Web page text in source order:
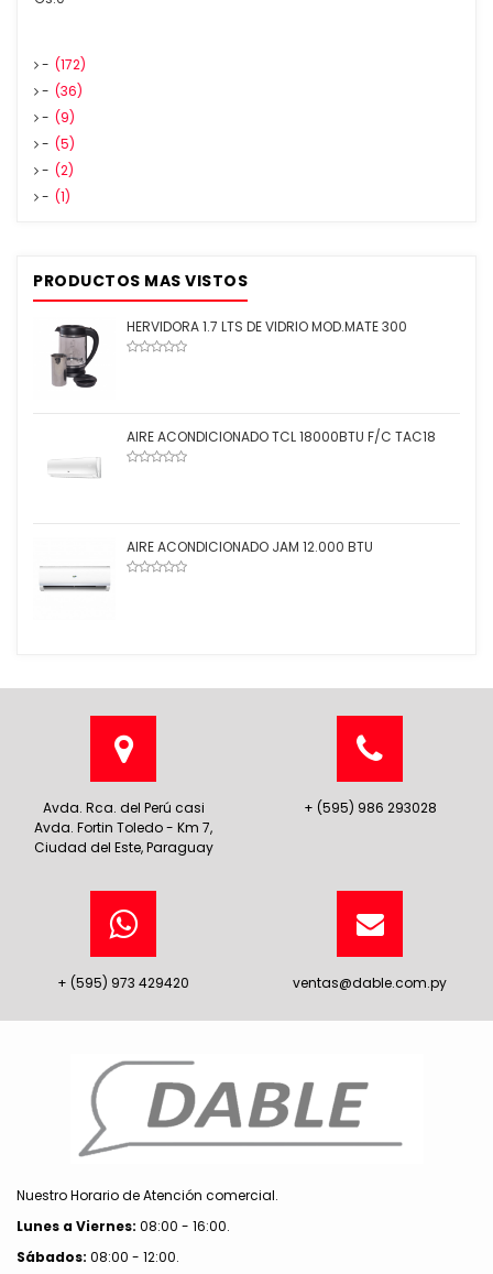
- (172)
- (36)
- (9)
- (5)
- (2)
- (1)
PRODUCTOS MAS VISTOS
HERVIDORA 1.7 LTS DE VIDRIO MOD.MATE 300
AIRE ACONDICIONADO TCL 18000BTU F/C TAC18
AIRE ACONDICIONADO JAM 12.000 BTU
Avda. Rca. del Perú casi
Avda. Fortin Toledo - Km 7,
Ciudad del Este, Paraguay
+ (595) 986 293028
+ (595) 973 429420 ventas@dable.com.py
Nuestro Horario de Atención comercial.
Lunes a Viernes: 08:00 - 16:00.
Sábados: 08:00 - 12:00.